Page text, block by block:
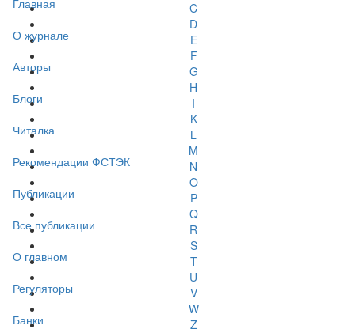
Главная
О журнале
Авторы
Блоги
Читалка
Рекомендации ФСТЭК
Публикации
Все публикации
О главном
Регуляторы
Банки
C
D
E
F
G
H
I
K
L
M
N
O
P
Q
R
S
T
U
V
W
Z